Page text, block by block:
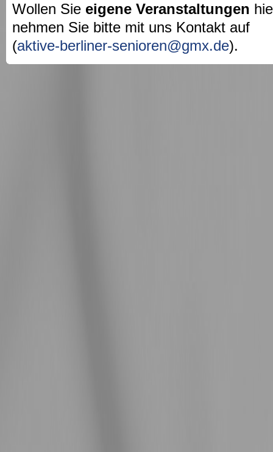
Wollen Sie eigene Veranstaltungen
nehmen Sie bitte mit uns Kontakt auf
(aktive-berliner-senioren@gmx.de).